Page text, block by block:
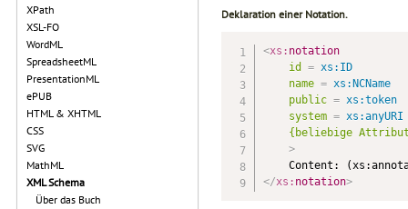
XPath
XSL-FO
WordML
SpreadsheetML
PresentationML
ePUB
HTML & XHTML
CSS
SVG
MathML
XML Schema
Über das Buch
Deklaration einer Notation.
<xs: notation
id
= xs:ID
name = xs:NCName
public = xs:token
system = xs:anyURI
{beliebige
>
</xs: notation>